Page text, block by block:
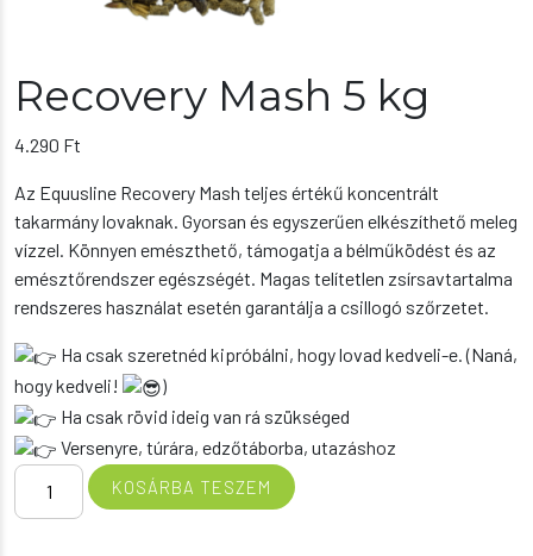
Recovery Mash 5 kg
4.290 Ft
Az Equusline Recovery Mash teljes értékű koncentrált
takarmány lovaknak. Gyorsan és egyszerűen elkészíthető meleg
vízzel. Könnyen emészthető, támogatja a bélműködést és az
emésztőrendszer egészségét. Magas telítetlen zsírsavtartalma
rendszeres használat esetén garantálja a csillogó szőrzetet.
Ha csak szeretnéd kipróbálni, hogy lovad kedveli-e. (Naná,
hogy kedveli!
)
Ha csak rövid ideig van rá szükséged
Versenyre, túrára, edzőtáborba, utazáshoz
Recovery
Mash
KOSÁRBA TESZEM